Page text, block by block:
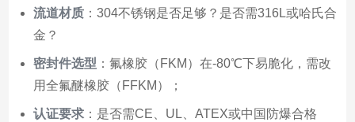
流道材质：304不锈钢是否足够？是否需316L或哈氏合
金？
密封件选型 ：氟橡胶（FKM）在-80℃下易脆化，需改
用全氟醚橡胶（FFKM）；
认证要求：是否需CE、UL、ATEX或中国防爆合格